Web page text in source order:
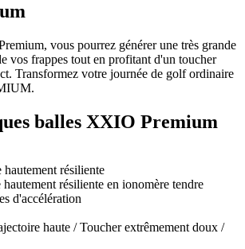
vous pourrez générer une très grande
vos frappes tout en profitant d'un toucher
Transformez votre journée de golf ordinaire
balles XXIO Premium
résiliente
résiliente en ionomère tendre
d'accélération
haute / Toucher extrêmement doux /